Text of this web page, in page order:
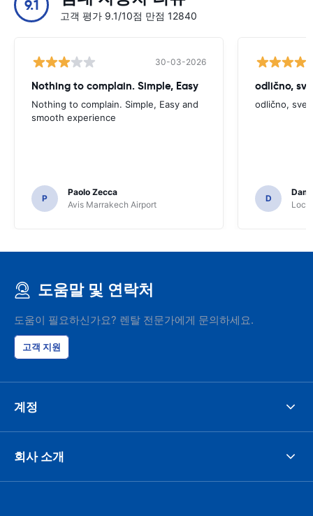
9.1
고객 평가 9.1/10점 만점 12840
30-03-2026
Nothing to complain. Simple, Easy
Nothing to complain. Simple, Easy and
smooth experience
P
Paolo Zecca
Avis Marrakech Airport
odlično,
odlično, sve
D
도움말 및 연락처
도움이 필요하신가요? 렌탈 전문가에게 문의하세요.
고객 지원
계정
회사 소개